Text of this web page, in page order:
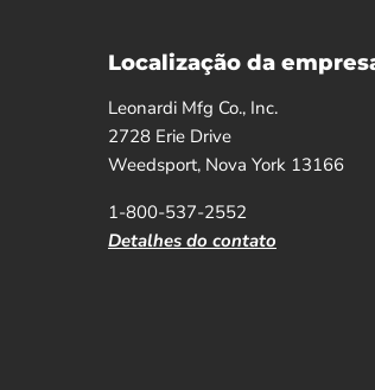
Localização da
Leonardi Mfg Co., Inc.
2728 Erie Drive
Weedsport, Nova York 13166
1-800-537-2552
Detalhes do contato